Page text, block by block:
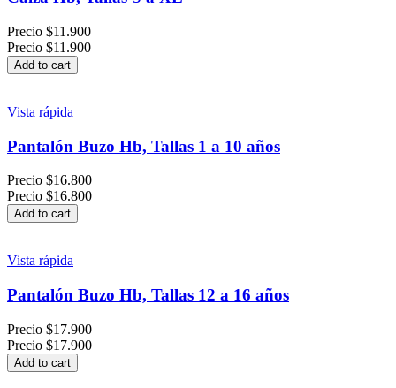
Precio $11.900
Precio $11.900
Add to cart
Vista rápida
Pantalón Buzo Hb, Tallas 1 a 10 años
Precio $16.800
Precio $16.800
Add to cart
Vista rápida
Pantalón Buzo Hb, Tallas 12 a 16 años
Precio $17.900
Precio $17.900
Add to cart